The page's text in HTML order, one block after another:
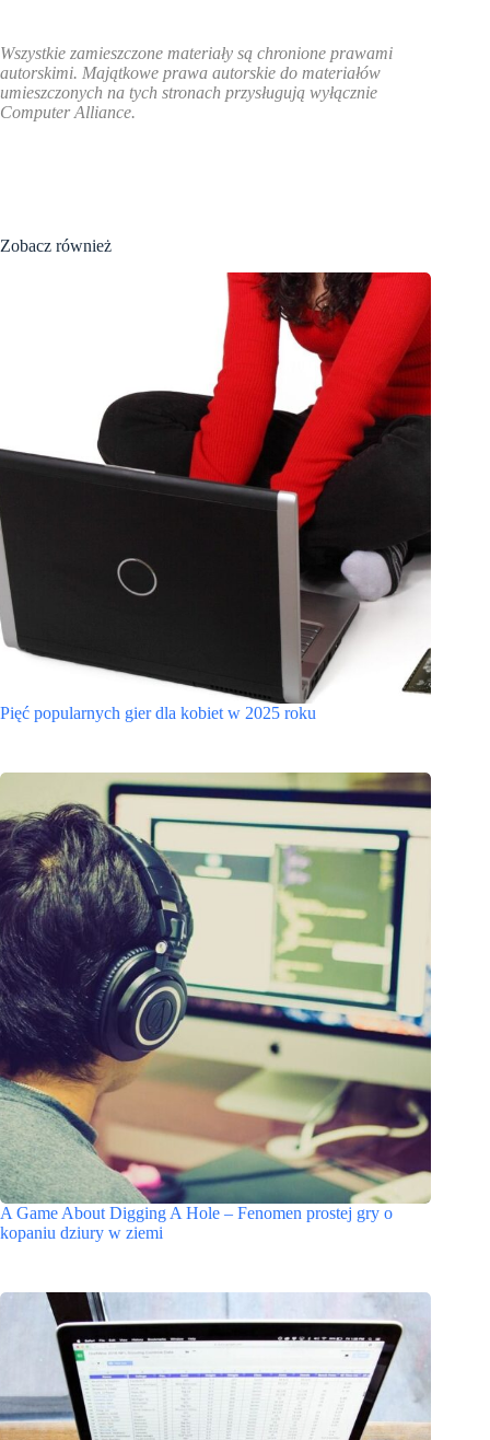
Wszystkie zamieszczone materiały są chronione prawami
autorskimi. Majątkowe prawa autorskie do materiałów
umieszczonych na tych stronach przysługują wyłącznie
Computer Alliance.
Zobacz również
Pięć popularnych gier dla kobiet w 2025 roku
A Game About Digging A Hole – Fenomen prostej gry o
kopaniu dziury w ziemi